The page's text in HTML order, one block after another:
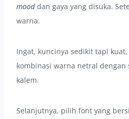
mooddan gaya yang disuka.
warna.
Ingat, kuncinya sedikit tapi
kombinasi warna netral dengan
kalem.
Selanjutnya, pilih font yang